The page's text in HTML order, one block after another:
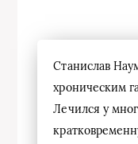
Станислав
хроническим
Лечился у